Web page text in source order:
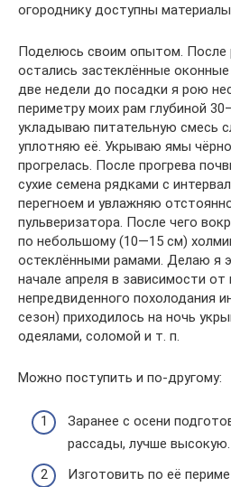
огороднику доступны материалы.
Поделюсь своим опытом. После
остались застеклённые
две недели до посадки я рою
периметру моих рам глубиной
укладываю питательную смесь
уплотняю её. Укрываю ямы
прогрелась. После прогрева
сухие семена рядками с
перегноем и увлажняю
пульверизатора. После чего
по небольшому (10—15 см)
остеклёнными рамами. Делаю я
начале апреля в зависимости от
непредвиденного похолодания
сезон) приходилось на ночь
одеялами, соломой и т. п.
Можно поступить и по-другому:
Заранее с осени
рассады, лучше высокую.
Изготовить по её